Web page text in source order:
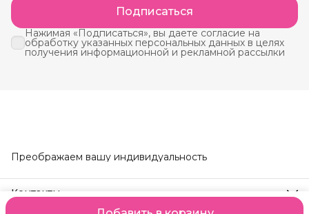
Подписаться
Нажимая «Подписаться», вы даете согласие на
обработку указанных персональных данных в целях
получения информационной и рекламной рассылки
Преображаем вашу индивидуальность
Контакты